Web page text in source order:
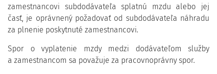
zamestnancovi subdodávateľa splatnú mzdu alebo jej
časť, je oprávnený požadovať od subdodávateľa náhradu
za plnenie poskytnuté zamestnancovi.
Spor o vyplatenie mzdy medzi dodávateľom služby
a zamestnancom sa považuje za pracovnoprávny spor.